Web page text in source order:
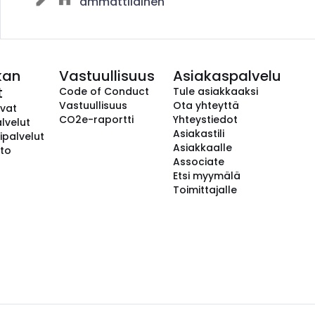
Vastuullisuus
Code of Conduct
Vastuullisuus
CO2e-raportti
Asiakaspalvelu
Tule asiakkaaksi
Ota yhteyttä
Yhteystiedot
Asiakastili
Asiakkaalle
Associate
Etsi myymälä
Toimittajalle